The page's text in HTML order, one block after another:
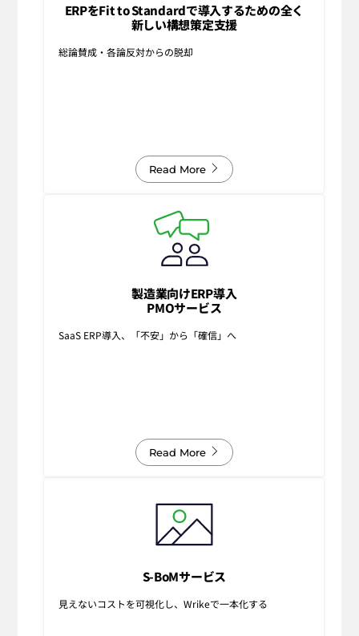
ERPをFit to Standardで導入するための全く
新しい構想策定支援
総論賛成・各論反対からの脱却
Read More
製造業向けERP導入
PMOサービス
SaaS ERP導入、「不安」から「確信」へ
Read More
S-BoMサービス
見えないコストを可視化し、Wrikeで一本化する